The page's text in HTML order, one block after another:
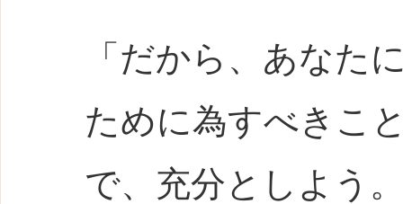
「だから、あなた
ために為すべきこ
で、充分としよう